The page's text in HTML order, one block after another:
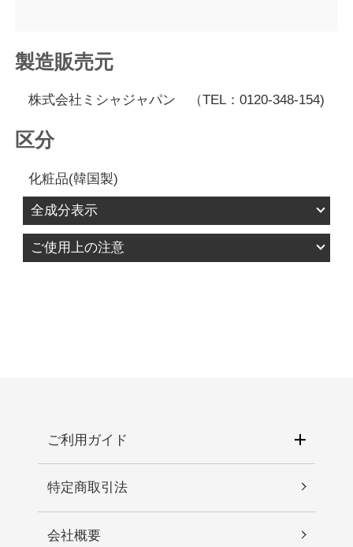
製造販売元
株式会社ミシャジャパン （TEL：0120-348-154)
区分
化粧品(韓国製)
全成分表示
水、シクロペンタシロキサン、ＢＧ、グリセリ
ン、ＰＥＧ－１０ジメチコン、エチルヘキサン酸
クリル酸グリセリル／アクリル酸）コポリマー、
（ジメチコン／ビニルジメチコン）クロスポリマ
ー、マカデミア種子油、１，２－ヘキサンジオー
ル、デキストリン、カカオ種子エキス、ミツロ
ａ、セラミドＮＰ、フィトスフィンゴシン、サリ
ご使用上の注意
肌に直射日光が当たって上記のような異常が現れ
位には使わないでください。3.目に入らないように
注意し、入った時は、すぐに充分に洗い流してく
ださい。4.保管及び取り扱い上の注意 1)直射日光
の当たる場所、極端な高温・低温の場所を避けて
ご利用ガイド
特定商取引法
会社概要